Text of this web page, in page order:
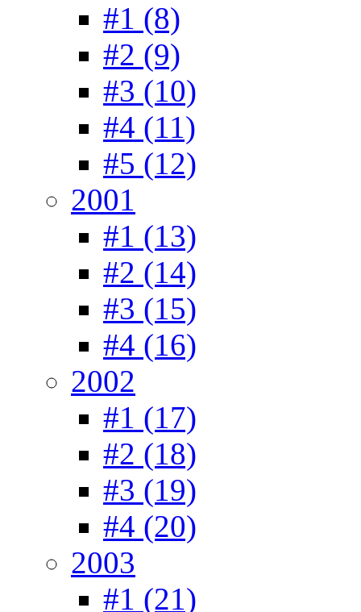
#1 (8)
#2 (9)
#3 (10)
#4 (11)
#5 (12)
2001
#1 (13)
#2 (14)
#3 (15)
#4 (16)
2002
#1 (17)
#2 (18)
#3 (19)
#4 (20)
2003
#1 (21)